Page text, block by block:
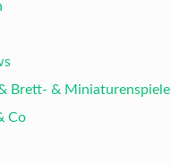
Brett- & Miniaturenspiele
Co